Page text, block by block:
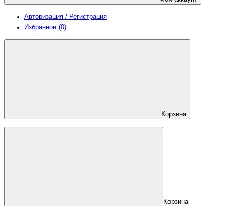
Авторизация / Регистрация
Избранное (0)
Корзина
Корзина